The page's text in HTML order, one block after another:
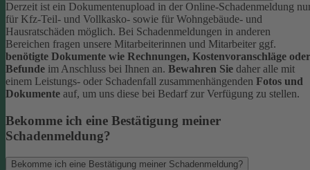
Derzeit ist ein Dokumentenupload in der Online-Schadenmeldung
für Kfz-Teil- und Vollkasko- sowie für Wohngebäude- und
Hausratschäden möglich. Bei Schadenmeldungen in anderen
Bereichen fragen unsere Mitarbeiterinnen und Mitarbeiter ggf.
benötigte Dokumente wie Rechnungen, Kostenvoranschläge oder
Befunde im Anschluss bei Ihnen an. Bewahren Sie daher alle mit
einem Leistungs- oder Schadenfall zusammenhängenden Fotos und
Dokumente auf, um uns diese bei Bedarf zur Verfügung zu stellen.
Bekomme ich eine Bestätigung meiner
Schadenmeldung?
Bekomme ich eine Bestätigung meiner Schadenmeldung?